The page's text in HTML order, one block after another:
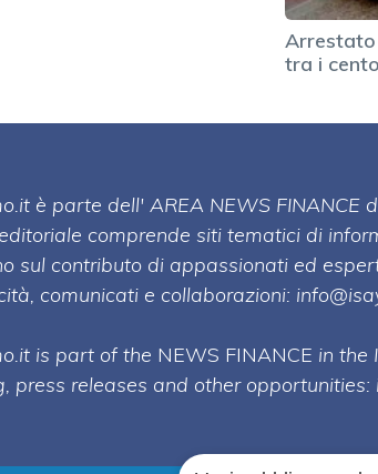
Arrestato
tra i
è parte dell' AREA NEWS FINANCE
comprende siti tematici di
sul contributo di appassionati ed
comunicati e collaborazioni:
is part of the NEWS FINANCE in the
press releases and other opportunities: